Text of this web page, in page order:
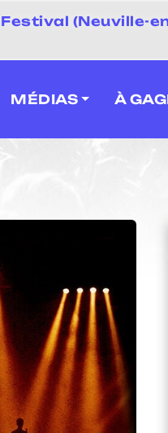
(Neuville-
MÉDIAS À